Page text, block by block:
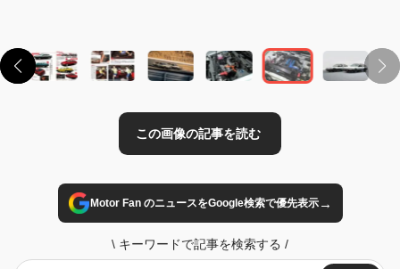
Motor Fan のニュースをGoogle検索で優先表示→
\ キーワードで記事を検索する /